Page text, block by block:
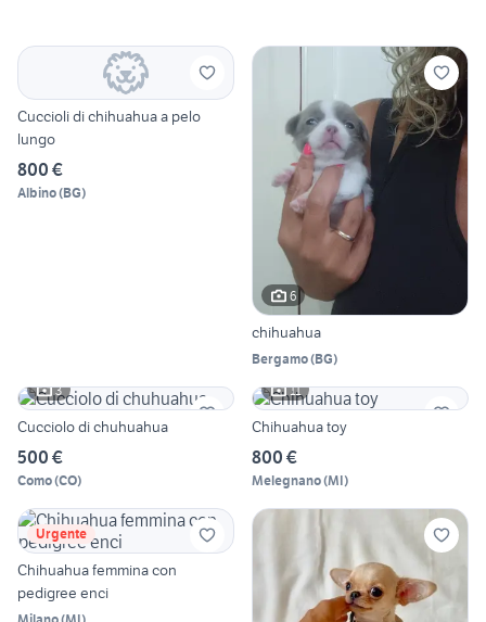
Cuccioli di chihuahua a pelo
lungo
800 €
Albino(BG)
6
chihuahua
Bergamo(BG)
3
Cucciolo di chuhuahua
500 €
Como(CO)
11
Chihuahua toy
800 €
Melegnano(MI)
Urgente
Chihuahua femmina con
pedigree enci